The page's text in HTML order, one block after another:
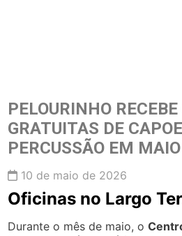
PELOURINHO
GRATUITAS DE
PERCUSSÃO EM MAIO
10 de maio de 2026
Oficinas no Largo
Durante o mês de maio, o